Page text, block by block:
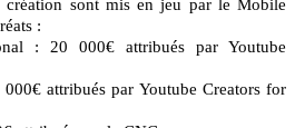
sont mis en jeu par le Mobile
:
: 20 000€ attribués par Youtube
attribués par Youtube Creators for